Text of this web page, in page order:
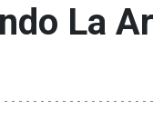
La